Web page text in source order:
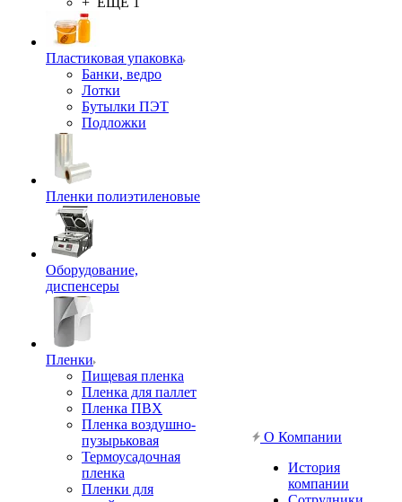
Пластиковая упаковка
Банки, ведро
Лотки
Бутылки ПЭТ
Подложки
Пленки полиэтиленовые
Оборудование,
диспенсеры
Пленки
Пищевая пленка
Пленка для паллет
Пленка ПВХ
Пленка воздушно-
пузырьковая
Термоусадочная
пленка
Пленки для
О Компании
История
компании